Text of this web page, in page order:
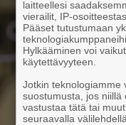
laitteellesi
vierailit, IP-
Pääset tutustumaan
Hylkääminen voi
käytettävyyteen.
Jotkin teknologiamme
suostumusta, jos niillä
vastustaa tätä tai
seuraavalla välilehdellä.